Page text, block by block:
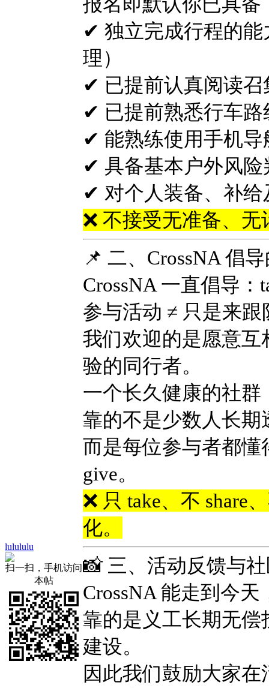
lulululu
扫一扫，手机访问
本帖
✔ 独立完成行程的能
理）
✔ 已提前认真阅读
✔ 已提前熟悉行车路
✔ 能熟练使用手机
✔ 具备基本户外风
✔ 对个人装备、补给
❌ 不接受无准备、
📌 二、CrossNA 倡
CrossNA 一直倡导：
参与活动 ≠ 只是来跟
我们欢迎的是愿意
验的同行者。
一个长久健康的社群
靠的不是少数人长期
而是每位参与者都懂
give。
❌ 只 take、不 share
化。
📸 三、活动反馈与
CrossNA 能走到今天
靠的是义工长期无
建设。
因此我们鼓励大家